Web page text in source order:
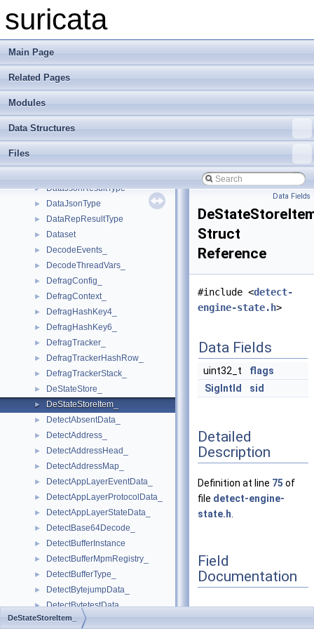
suricata
Main Page
Related Pages
Modules
Data Structures
Files
► ARPHdr_
► CaptureStats_
► CHDLCHdr_
► ConfigStrings
► CountersIdType_
► Ctx
► DataJsonResultType
► DataJsonType
► DataRepResultType
► Dataset
► DecodeEvents_
► DecodeThreadVars_
► DefragConfig_
► DefragContext_
► DefragHashKey4_
► DefragHashKey6_
► DefragTracker_
► DefragTrackerHashRow_
► DefragTrackerStack_
► DeStateStore_
► DeStateStoreItem_
► DetectAbsentData_
► DetectAddress_
► DetectAddressHead_
► DetectAddressMap_
► DetectAppLayerEventData_
► DetectAppLayerProtocolData_
► DetectAppLayerStateData_
► DetectBase64Decode_
► DetectBufferInstance
► DetectBufferMpmRegistry_
► DetectBufferType_
► DetectBytejumpData_
► DetectBytetestData_
► DetectConfigData_
Data Fields
Struct
Reference
#include <detect-
engine-state.h>
Data Fields
uint32_t
flags
SigIntId
sid
Detailed
Description
Definition at line 75 of
file detect-engine-
state.h
Field
Documentation
DeStateStoreItem_